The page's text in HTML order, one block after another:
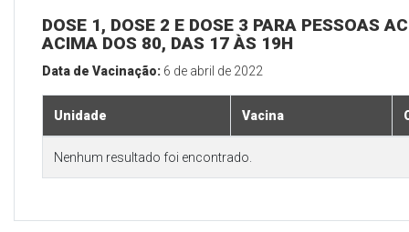
DOSE 1, DOSE 2 E DOSE 3 PARA PESSOAS
ACIMA DOS 80, DAS 17 ÀS 19H
Data de Vacinação: 6 de abril de 2022
Unidade Vacina
Nenhum resultado foi encontrado.